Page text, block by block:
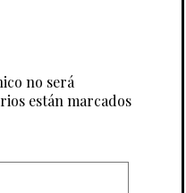
no será
están marcados